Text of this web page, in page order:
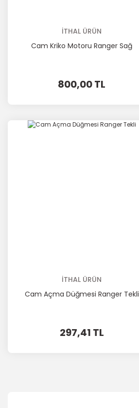
İTHAL ÜRÜN
Cam Kriko Motoru Ranger Sağ
800,00 TL
İTHAL ÜRÜN
Cam Açma Düğmesi Ranger Tekli
297,41 TL